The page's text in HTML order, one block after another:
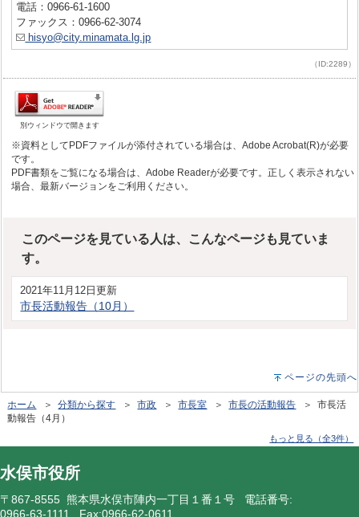
電話：0966-61-1600
ファックス：0966-62-3074
hisyo@city.minamata.lg.jp
（ID:2289）
別ウィンドウで開きます
※資料としてPDFファイルが添付されている場合は、Adobe Acrobat(R)が必要
です。
PDF書類をご覧になる場合は、Adobe Readerが必要です。正しく表示されない
場合、最新バージョンをご利用ください。
このページを見ている人は、こんなページも見ていま
す。
2021年11月12日更新
市長活動報告（10月）
ページの先頭へ
ホーム ＞分類から探す ＞市政 ＞市長室 ＞市長の活動報告 ＞ 市長活
動報告（4月）
もっと見る（全3件）
水俣市役所
〒867-8555 熊本県水俣市陣内一丁目１番１号 電話番号:
0966-63-1111
Fax:0966-62-0611